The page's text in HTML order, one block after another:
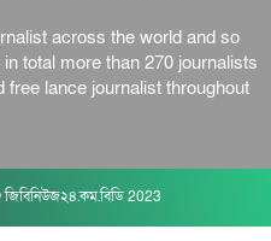
জন্য সবাই প্রতিযোগিতায় নেমেছে :
২ দিন পূর্বে
across the world and so
total more than 270 journalists
lance journalist throughout
© জিবিনিউজ২৪.কম.বিডি 2023